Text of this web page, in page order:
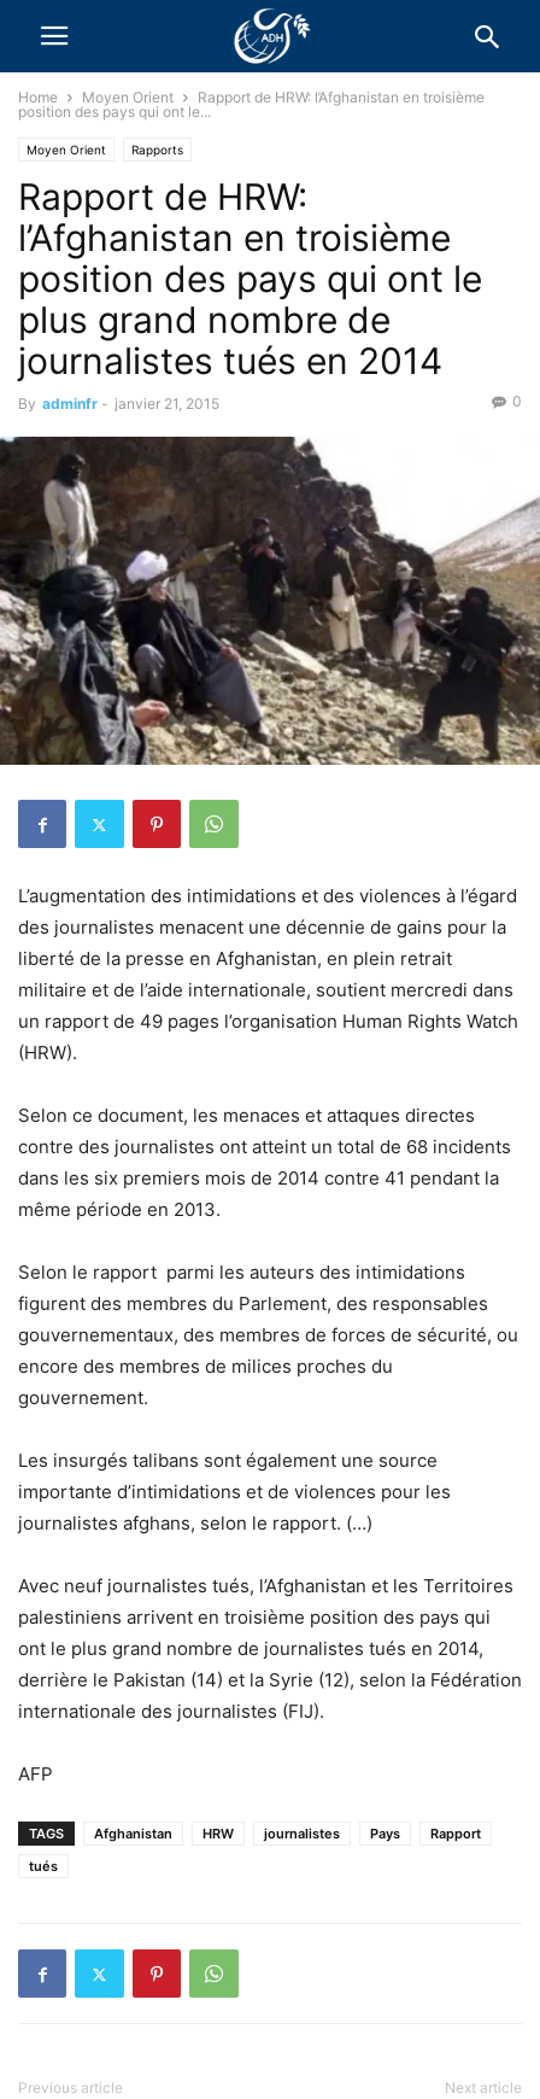
Home Moyen Orient
Rapport de HRW: l’Afghanistan en troisième
position des pays qui ont le...
Moyen Orient Rapports
Rapport de HRW:
l’Afghanistan en troisième
position des pays qui ont le
plus grand nombre de
journalistes tués en 2014
By adminfr - janvier 21, 2015 0
L’augmentation des intimidations et des violences à l’égard
des journalistes menacent une décennie de gains pour la
liberté de la presse en Afghanistan, en plein retrait
militaire et de l’aide internationale, soutient mercredi dans
un rapport de 49 pages l’organisation Human Rights Watch
(HRW).
Selon ce document, les menaces et attaques directes
contre des journalistes ont atteint un total de 68 incidents
dans les six premiers mois de 2014 contre 41 pendant la
même période en 2013.
Selon le rapport parmi les auteurs des intimidations
figurent des membres du Parlement, des responsables
gouvernementaux, des membres de forces de sécurité, ou
encore des membres de milices proches du
gouvernement.
Les insurgés talibans sont également une source
importante d’intimidations et de violences pour les
journalistes afghans, selon le rapport. (…)
Avec neuf journalistes tués, l’Afghanistan et les Territoires
palestiniens arrivent en troisième position des pays qui
ont le plus grand nombre de journalistes tués en 2014,
derrière le Pakistan (14) et la Syrie (12), selon la Fédération
internationale des journalistes (FIJ).
AFP
TAGS Afghanistan HRW journalistes Pays
Rapport
tués
Previous article Next article